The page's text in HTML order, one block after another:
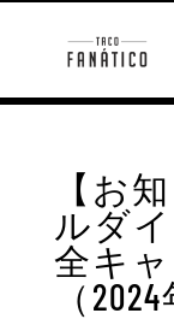
【お
ルダ
全キ
（